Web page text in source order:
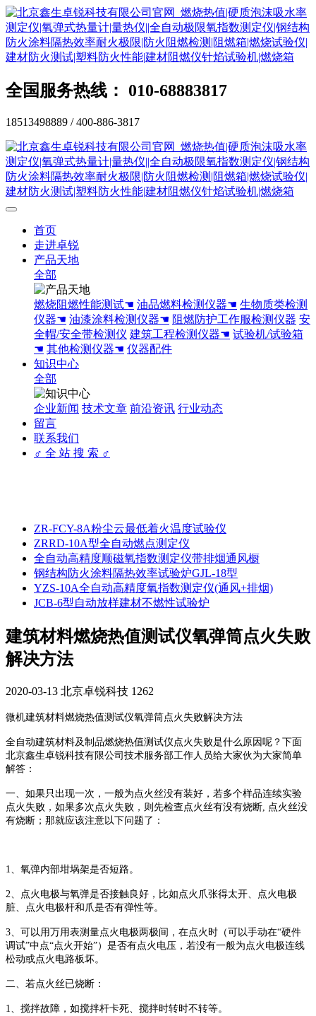
全国服务热线： 010-68883817
18513498889 / 400-886-3817
首页
走进卓锐
产品天地
全部
燃烧阻燃性能测试☚ 油品燃料检测仪器☚ 生物质类检测
仪器☚ 油漆涂料检测仪器☚ 阻燃防护工作服检测仪器 安
全帽/安全带检测仪 建筑工程检测仪器☚ 试验机/试验箱
☚ 其他检测仪器☚ 仪器配件
知识中心
全部
企业新闻 技术文章 前沿资讯 行业动态
留言
联系我们
♂ 全 站 搜 索 ♂
ZR-FCY-8A粉尘云最低着火温度试验仪
ZRRD-10A型全自动燃点测定仪
全自动高精度顺磁氧指数测定仪带排烟通风橱
钢结构防火涂料隔热效率试验炉GJL-18型
YZS-10A全自动高精度氧指数测定仪(通风+排烟)
JCB-6型自动放样建材不燃性试验炉
建筑材料燃烧热值测试仪氧弹筒点火失败
解决方法
2020-03-13 北京卓锐科技 1262
微机建筑材料燃烧热值测试仪氧弹筒点火失败解决方法
全自动建筑材料及制品燃烧热值测试仪点火失败是什么原因呢？下面
北京鑫生卓锐科技有限公司技术服务部工作人员给大家伙为大家简单
解答：
一、如果只出现一次，一般为点火丝没有装好，若多个样品连续实验
点火失败，如果多次点火失败，则先检查点火丝有没有烧断, 点火丝没
有烧断；那就应该注意以下问题了：
1、氧弹内部坩埚架是否短路。
2、点火电极与氧弹是否接触良好，比如点火爪张得太开、点火电极
脏、点火电极杆和爪是否有弹性等。
3、可以用万用表测量点火电极两极间，在点火时（可以手动在“硬件
调试”中点“点火开始”）是否有点火电压，若没有一般为点火电极连线
松动或点火电路板坏。
二、若点火丝已烧断：
1、搅拌故障，如搅拌杆卡死、搅拌时转时不转等。